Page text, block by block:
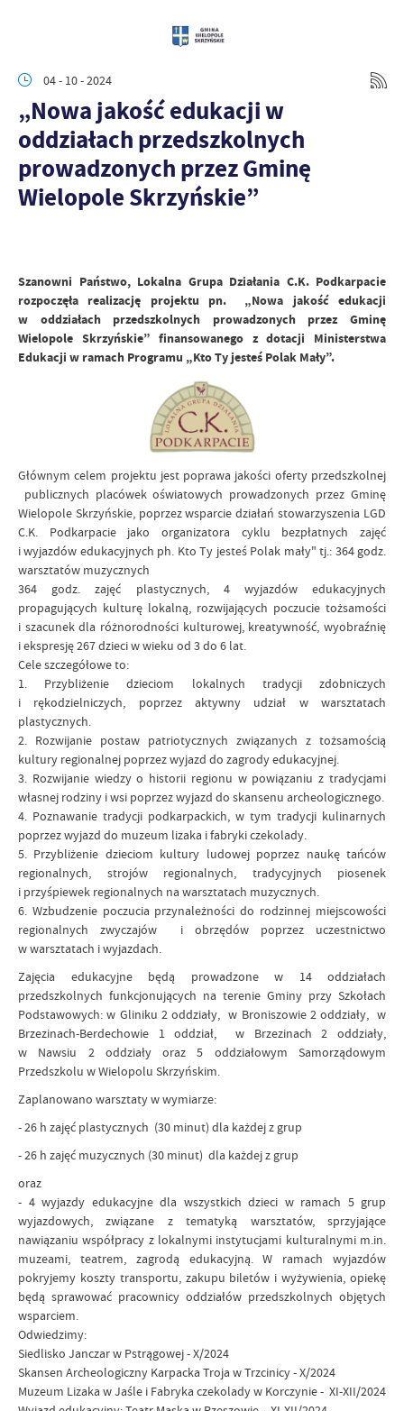
04 - 10 - 2024
„Nowa jakość edukacji w
oddziałach przedszkolnych
prowadzonych przez Gminę
Wielopole Skrzyńskie”
Szanowni Państwo, Lokalna Grupa Działania C.K. Podkarpacie
rozpoczęła realizację projektu pn. „Nowa jakość edukacji
w oddziałach przedszkolnych prowadzonych przez Gminę
Wielopole Skrzyńskie” finansowanego z dotacji Ministerstwa
Edukacji w ramach Programu „Kto Ty jesteś Polak Mały”.
Głównym celem projektu jest poprawa jakości oferty przedszkolnej
publicznych placówek oświatowych prowadzonych przez Gminę
Wielopole Skrzyńskie, poprzez wsparcie działań stowarzyszenia LGD
C.K. Podkarpacie jako organizatora cyklu bezpłatnych zajęć
i wyjazdów edukacyjnych ph. Kto Ty jesteś Polak mały" tj.: 364 godz.
warsztatów muzycznych
364 godz. zajęć plastycznych, 4 wyjazdów edukacyjnych
propagujących kulturę lokalną, rozwijających poczucie tożsamości
i szacunek dla różnorodności kulturowej, kreatywność, wyobraźnię
i ekspresję 267 dzieci w wieku od 3 do 6 lat.
Cele szczegółowe to:
1. Przybliżenie dzieciom lokalnych tradycji zdobniczych
i rękodzielniczych, poprzez aktywny udział w warsztatach
plastycznych.
2. Rozwijanie postaw patriotycznych związanych z tożsamością
kultury regionalnej poprzez wyjazd do zagrody edukacyjnej.
3. Rozwijanie wiedzy o historii regionu w powiązaniu z tradycjami
własnej rodziny i wsi poprzez wyjazd do skansenu archeologicznego.
4. Poznawanie tradycji podkarpackich, w tym tradycji kulinarnych
poprzez wyjazd do muzeum lizaka i fabryki czekolady.
5. Przybliżenie dzieciom kultury ludowej poprzez naukę tańców
regionalnych, strojów regionalnych, tradycyjnych piosenek
i przyśpiewek regionalnych na warsztatach muzycznych.
6. Wzbudzenie poczucia przynależności do rodzinnej miejscowości
regionalnych zwyczajów i obrzędów poprzez uczestnictwo
w warsztatach i wyjazdach.
Zajęcia edukacyjne będą prowadzone w 14 oddziałach
przedszkolnych funkcjonujących na terenie Gminy przy Szkołach
Podstawowych: w Gliniku 2 oddziały, w Broniszowie 2 oddziały, w
Brzezinach-Berdechowie 1 oddział, w Brzezinach 2 oddziały,
w Nawsiu 2 oddziały oraz 5 oddziałowym Samorządowym
Przedszkolu w Wielopolu Skrzyńskim.
Zaplanowano warsztaty w wymiarze:
- 26 h zajęć plastycznych (30 minut) dla każdej z grup
- 26 h zajęć muzycznych (30 minut) dla każdej z grup
oraz
- 4 wyjazdy edukacyjne dla wszystkich dzieci w ramach 5 grup
wyjazdowych, związane z tematyką warsztatów, sprzyjające
nawiązaniu współpracy z lokalnymi instytucjami kulturalnymi m.in.
muzeami, teatrem, zagrodą edukacyjną. W ramach wyjazdów
pokryjemy koszty transportu, zakupu biletów i wyżywienia, opiekę
będą sprawować pracownicy oddziałów przedszkolnych objętych
wsparciem.
Odwiedzimy:
Siedlisko Janczar w Pstrągowej - X/2024
Skansen Archeologiczny Karpacka Troja w Trzcinicy - X/2024
Muzeum Lizaka w Jaśle i Fabryka czekolady w Korczynie - XI-XII/2024